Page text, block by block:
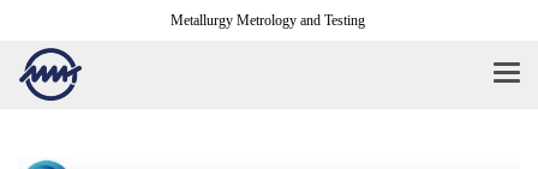
Metallurgy Metrology and Testing